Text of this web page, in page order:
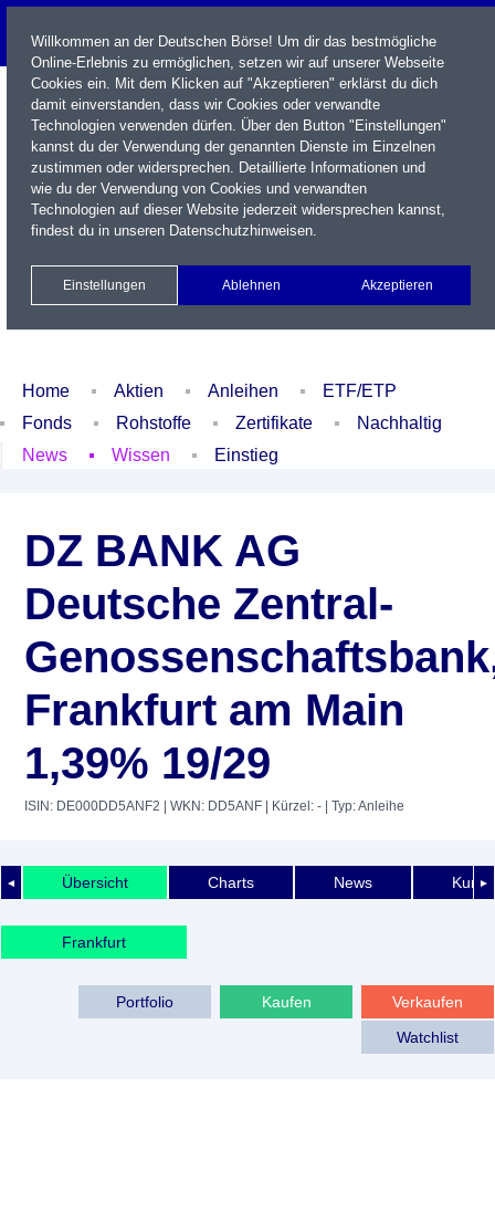
Name / WKN / ISIN / Kürzel
Newsletter Kontakt
Xetra Realtime
Watchlist Portfolio Login
Home Aktien Anleihen
ETF/ETP
Fonds
Rohstoffe Zertifikate
Nachhaltig
News
Wissen Einstieg
DZ BANK AG
Deutsche Zentral-
Frankfurt am Main
1,39% 19/29
ISIN: DE000DD5ANF2 | WKN: DD5ANF | Kürzel: - | Typ: Anleihe
◄ ►
Übersicht Charts News
Frankfurt
Verkaufen
Kaufen
Portfolio
Watchlist
Willkommen an der Deutschen Börse! Um dir das bestmögliche
Online-Erlebnis zu ermöglichen, setzen wir auf unserer Webseite
Cookies ein. Mit dem Klicken auf "Akzeptieren" erklärst du dich
damit einverstanden, dass wir Cookies oder verwandte
Technologien verwenden dürfen. Über den Button "Einstellungen"
kannst du der Verwendung der genannten Dienste im Einzelnen
zustimmen oder widersprechen. Detaillierte Informationen und
wie du der Verwendung von Cookies und verwandten
Technologien auf dieser Website jederzeit widersprechen kannst,
findest du in unseren Datenschutzhinweisen.
Einstellungen Ablehnen Akzeptieren